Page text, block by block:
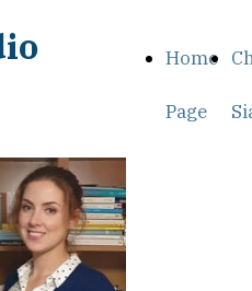
Home
Page